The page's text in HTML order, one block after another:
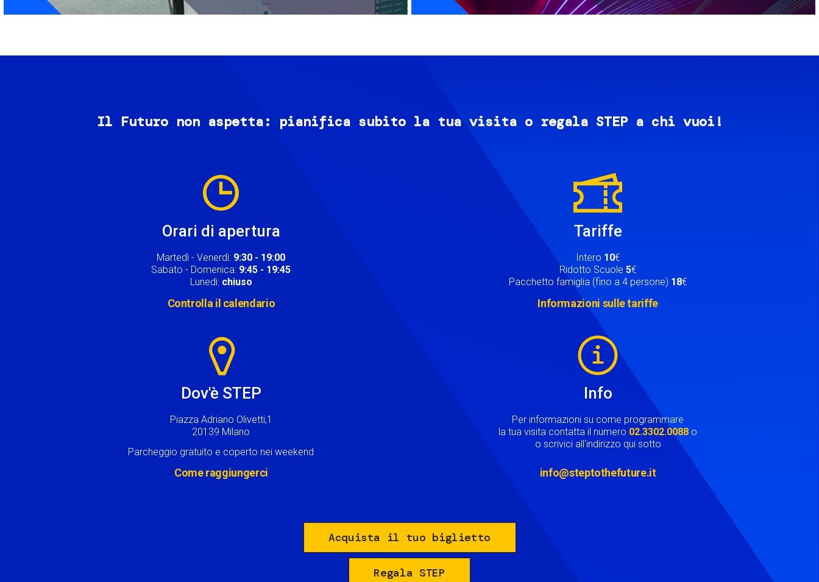
Il Futuro non aspetta: pianifica subito la tua visita o regala STEP a chi vuoi!
Orari di apertura
Martedì - Venerdì: 9:30 - 19:00
Sabato - Domenica: 9:45 - 19:45
Lunedì: chiuso
Controlla il calendario
Tariffe
Intero 10€
Ridotto Scuole 5€
Pacchetto famiglia (fino a 4 persone) 18€
Informazioni sulle tariffe
Dov'è STEP
Piazza Adriano Olivetti,1
20139 Milano
Parcheggio gratuito e coperto nei weekend
Come raggiungerci
Info
Per informazioni su come programmare
la tua visita contatta il numero 02.3302.0088 o
o scrivici all'indirizzo qui sotto
info@steptothefuture.it
Acquista il tuo biglietto
Regala STEP